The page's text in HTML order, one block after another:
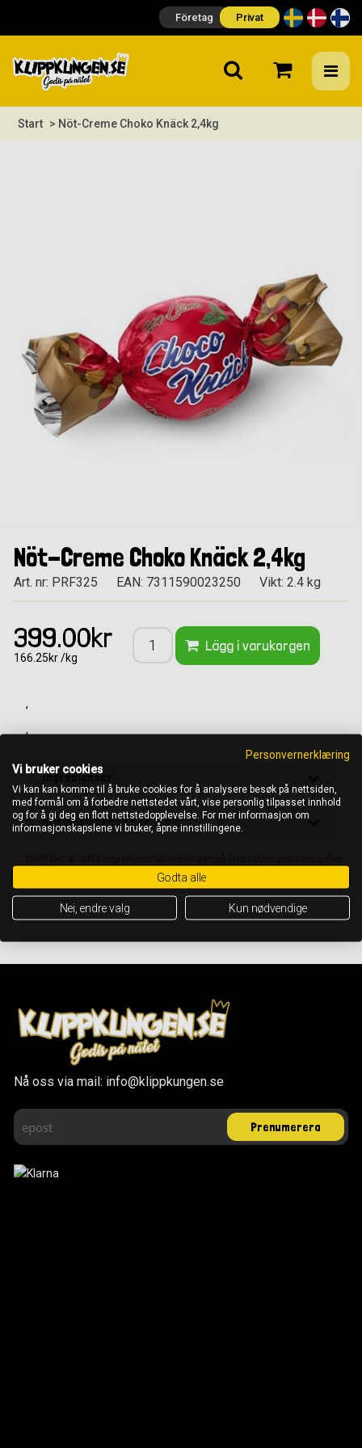
Företag Privat
Start > Nöt-Creme Choko Knäck 2,4kg
Nöt-Creme Choko Knäck 2,4kg
Art. nr: PRF325 EAN: 7311590023250 Vikt: 2.4 kg
399.00kr
166.25kr /kg
Lägg i varukorgen
,
,
Ingredienser
Näringsinnehåll per 100 g
Nå oss via mail: info@klippkungen.se
Personvernerklæring
Vi bruker cookies
Vi kan kan komme til å bruke cookies for å analysere besøk på nettsiden,
med formål om å forbedre nettstedet vårt, vise personlig tilpasset innhold
og for å gi deg en flott nettstedopplevelse. For mer informasjon om
informasjonskapslene vi bruker, åpne innstillingene.
Godta alle
Nei, endre valg Kun nødvendige